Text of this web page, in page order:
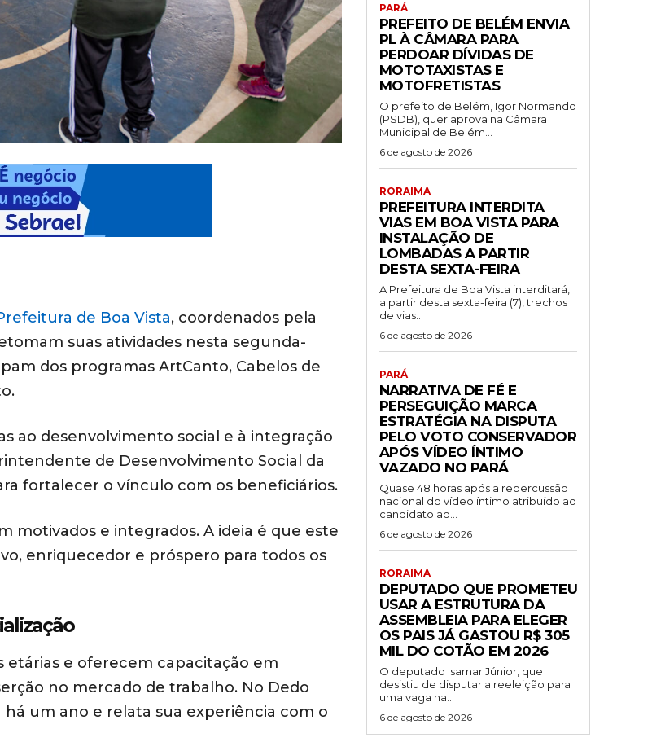
de Boa Vista, coordenados pela
suas atividades nesta segunda-
dos programas ArtCanto, Cabelos de
ao desenvolvimento social e à integração
de Desenvolvimento Social da
fortalecer o vínculo com os beneficiários.
motivados e integrados. A ideia é que este
enriquecedor e próspero para todos os
e oferecem capacitação em
no mercado de trabalho. No Dedo
há um ano e relata sua experiência com o
PARÁ
PREFEITO DE BELÉM ENVIA
PL À CÂMARA PARA
PERDOAR DÍVIDAS DE
MOTOTAXISTAS E
MOTOFRETISTAS
O prefeito de Belém, Igor Normando
(PSDB), quer aprova na Câmara
Municipal de Belém...
6 de agosto de 2026
RORAIMA
PREFEITURA INTERDITA
VIAS EM BOA VISTA PARA
INSTALAÇÃO DE
LOMBADAS A PARTIR
DESTA SEXTA-FEIRA
A Prefeitura de Boa Vista interditará,
a partir desta sexta-feira (7), trechos
de vias...
6 de agosto de 2026
PARÁ
NARRATIVA DE FÉ E
PERSEGUIÇÃO MARCA
ESTRATÉGIA NA DISPUTA
PELO VOTO CONSERVADOR
APÓS VÍDEO ÍNTIMO
VAZADO NO PARÁ
Quase 48 horas após a repercussão
nacional do vídeo íntimo atribuído ao
candidato ao...
6 de agosto de 2026
RORAIMA
DEPUTADO QUE PROMETEU
USAR A ESTRUTURA DA
ASSEMBLEIA PARA ELEGER
OS PAIS JÁ GASTOU R$ 305
MIL DO COTÃO EM 2026
O deputado Isamar Júnior, que
desistiu de disputar a reeleição para
uma vaga na...
6 de agosto de 2026